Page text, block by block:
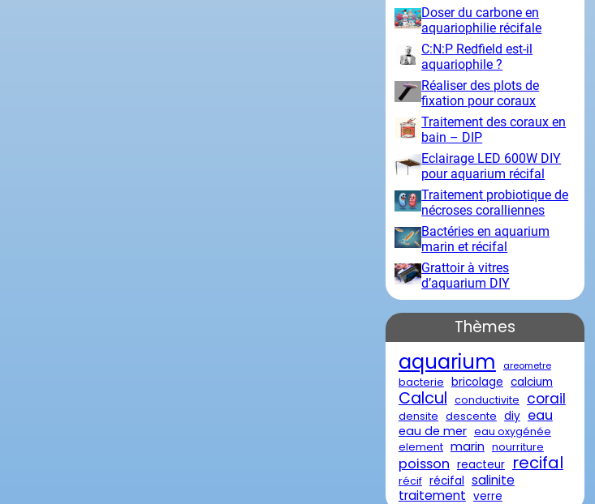
Doser du carbone en
aquariophilie récifale
C:N:P Redfield est-il
aquariophile ?
Réaliser des plots de
fixation pour coraux
Traitement des coraux en
bain – DIP
Eclairage LED 600W DIY
pour aquarium récifal
Traitement probiotique de
nécroses coralliennes
Bactéries en aquarium
marin et récifal
Grattoir à vitres
d’aquarium DIY
Thèmes
aquarium areometre
bacterie bricolage calcium
Calcul conductivite corail
densite descente diy eau
eau de mer eau oxygénée
element marin nourriture
poisson reacteur recifal
récif récifal salinite
traitement verre